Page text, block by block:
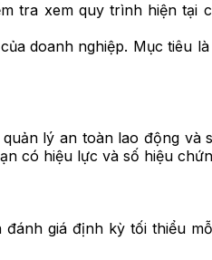
tra xem quy trình hiện tại
doanh nghiệp. Mục tiêu
lý an toàn lao động
có hiệu lực và số hiệu
giá định kỳ tối thiểu